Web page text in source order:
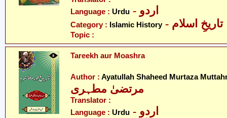
Language : Urdu - اردو
Category : Islamic History - تاریخِ اسلام
Topic :
Tareekh aur Moashra
Author : Ayatullah Shaheed Murtaza
مرتضیٰ مطہری
Translator :
Language : Urdu - اردو